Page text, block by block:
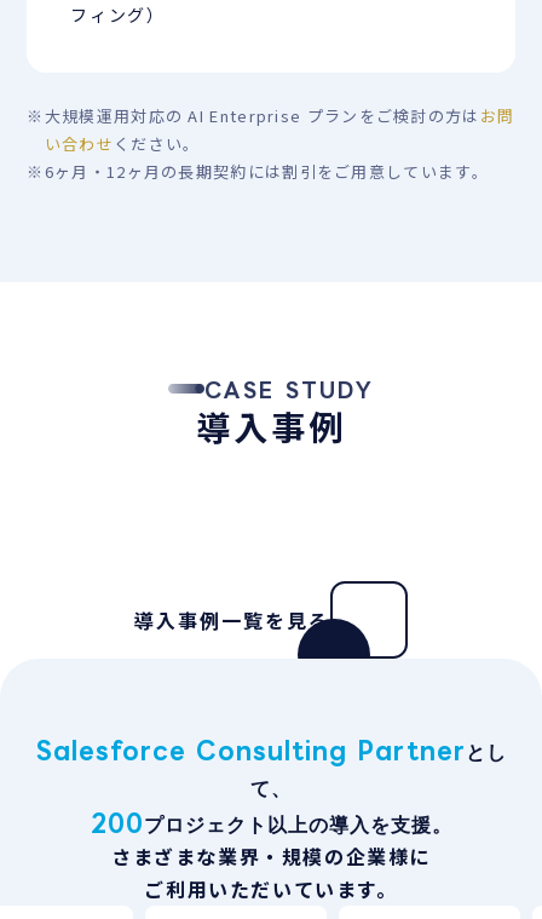
フィング）
※ 大規模運用対応の AI Enterprise プランをご検討の方は お問
い合わせ ください。
※ 6ヶ月・12ヶ月の長期契約には割引をご用意しています。
CASE STUDY
導入事例
導入事例一覧を見る
Salesforce Consulting Partner とし
て、
200プロジェクト以上の導入を支援。
さまざまな業界・規模の企業様に
ご利用いただいています。